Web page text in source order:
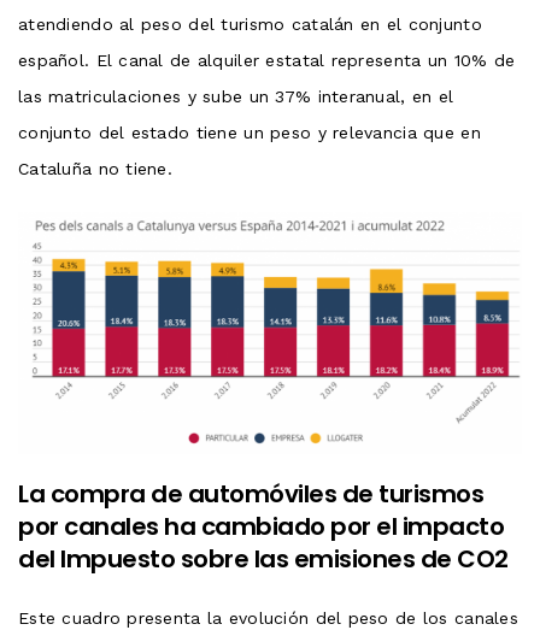
atendiendo al peso del turismo catalán en el conjunto
español. El canal de alquiler estatal representa un 10% de
las matriculaciones y sube un 37% interanual, en el
conjunto del estado tiene un peso y relevancia que en
Cataluña no tiene.
La compra de automóviles de turismos
por canales ha cambiado por el impacto
del Impuesto sobre las emisiones de CO2
Este cuadro presenta la evolución del peso de los canales